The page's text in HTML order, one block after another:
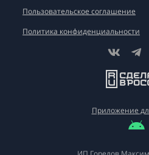
Пользовательское соглашение
Политика конфиденциальности
Приложение